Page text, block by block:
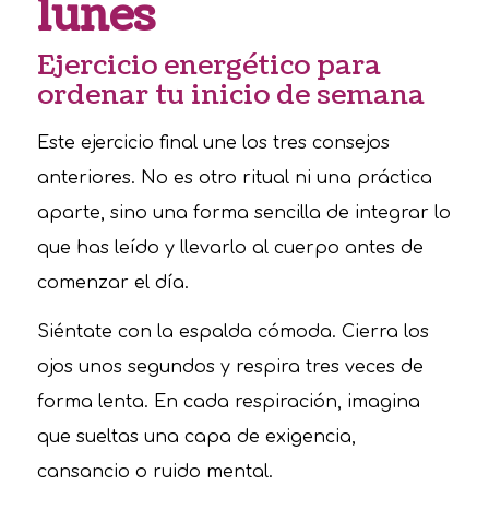
lunes
Ejercicio energético para
ordenar tu inicio de semana
Este ejercicio final une los tres consejos
anteriores. No es otro ritual ni una práctica
aparte, sino una forma sencilla de integrar lo
que has leído y llevarlo al cuerpo antes de
comenzar el día.
Siéntate con la espalda cómoda. Cierra los
ojos unos segundos y respira tres veces de
forma lenta. En cada respiración, imagina
que sueltas una capa de exigencia,
cansancio o ruido mental.